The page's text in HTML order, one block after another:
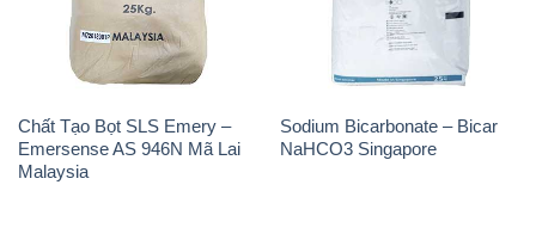
Chất Tạo Bọt SLS Emery –
Emersense AS 946N Mã Lai
Malaysia
Sodium Bicarbonate – Bicar
NaHCO3 Singapore